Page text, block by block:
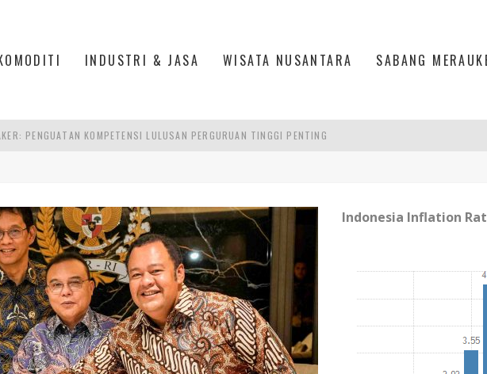
INDUSTRI & JASA WISATA NUSANTARA SABANG
SULTAN MAHMUD BADARUDDIN II, PALEMBANG
PENGUATAN KOMPETENSI LULUSAN PERGURUAN TINGGI PENTING
Indonesia Inflation